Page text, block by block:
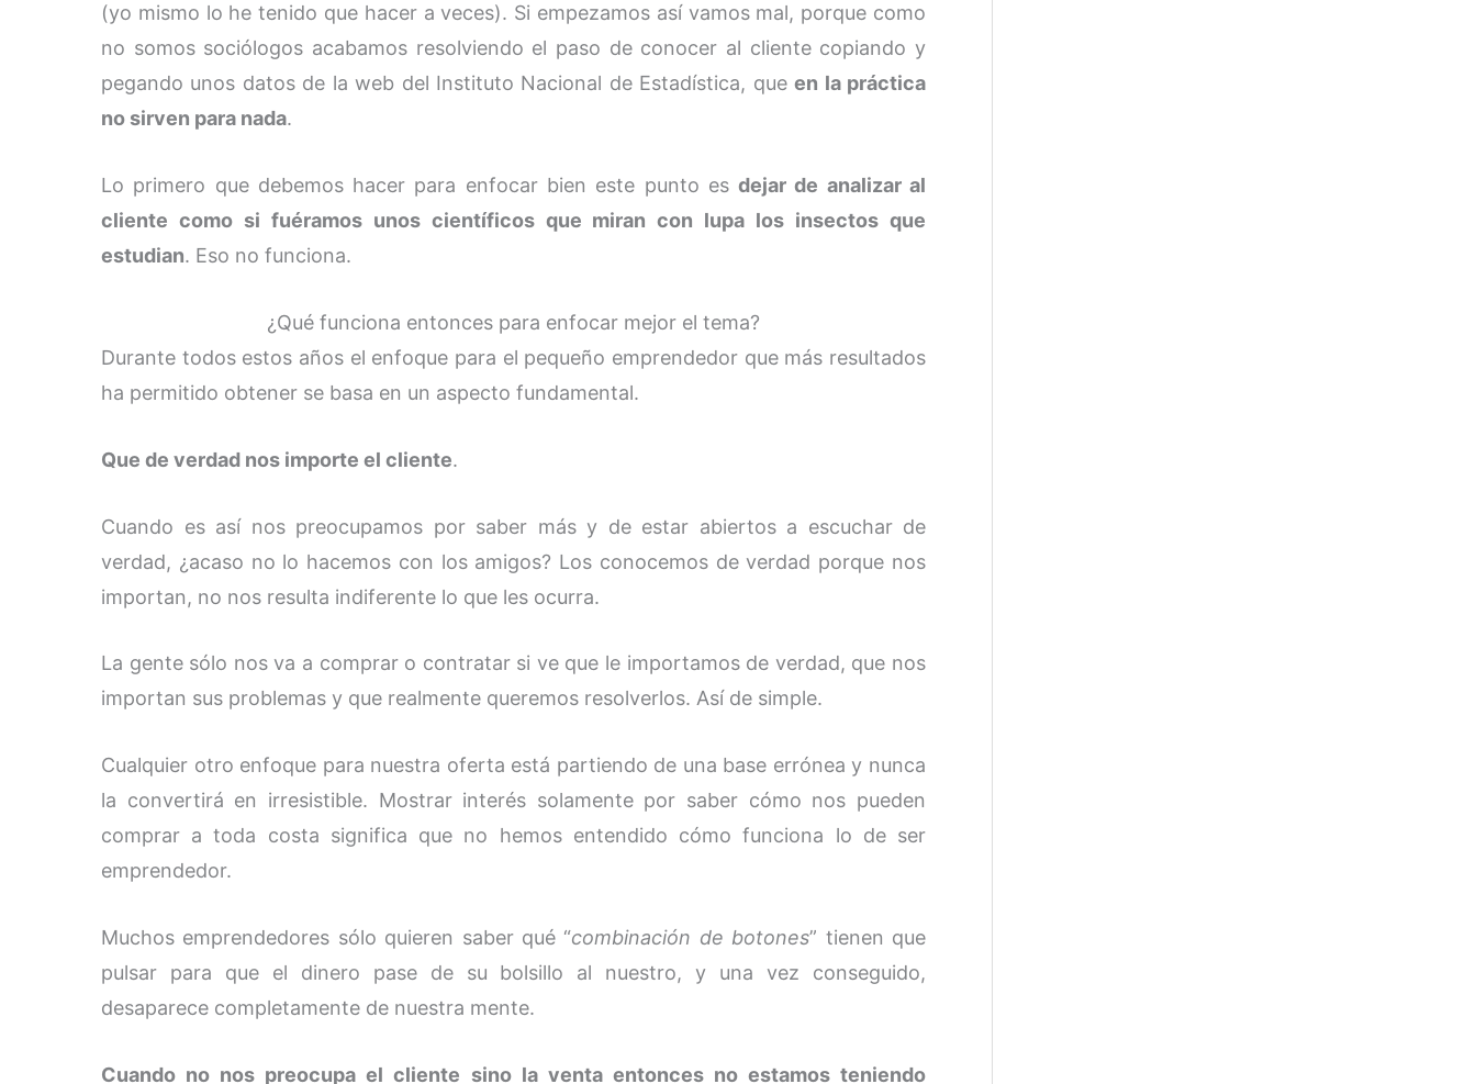
(yo mismo lo he tenido que hacer a veces). Si empezamos así vamos mal, porque como
no somos sociólogos acabamos resolviendo el paso de conocer al cliente copiando y
pegando unos datos de la web del Instituto Nacional de Estadística, queen la práctica
no sirven para nada.
Lo primero que debemos hacer para enfocar bien este punto esdejar de analizar al
cliente como si fuéramos unos científicos que miran con lupa los insectos que
estudian. Eso no funciona.
¿Qué funciona entonces para enfocar mejor el tema?
Durante todos estos años el enfoque para el pequeño emprendedor que más resultados
ha permitido obtener se basa en un aspecto fundamental.
Que de verdad nos importe el cliente.
Cuando es así nos preocupamos por saber más y de estar abiertos a escuchar de
verdad, ¿acaso no lo hacemos con los amigos? Los conocemos de verdad porque nos
importan, no nos resulta indiferente lo que les ocurra.
La gente sólo nos va a comprar o contratar si ve que le importamos de verdad, que nos
importan sus problemas y que realmente queremos resolverlos. Así de simple.
Cualquier otro enfoque para nuestra oferta está partiendo de una base errónea y nunca
la convertirá en irresistible. Mostrar interés solamente por saber cómo nos pueden
comprar a toda costa significa que no hemos entendido cómo funciona lo de ser
emprendedor.
Muchos emprendedores sólo quieren saber qué “combinación de botones” tienen que
pulsar para que el dinero pase de su bolsillo al nuestro, y una vez conseguido,
desaparece completamente de nuestra mente.
Cuando no nos preocupa el cliente sino la venta entonces no estamos teniendo